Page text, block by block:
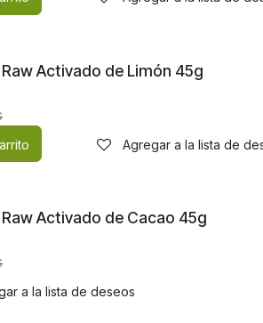
Activado de Limón 45g
Agregar a la lista de
Activado de Cacao 45g
a la lista de deseos